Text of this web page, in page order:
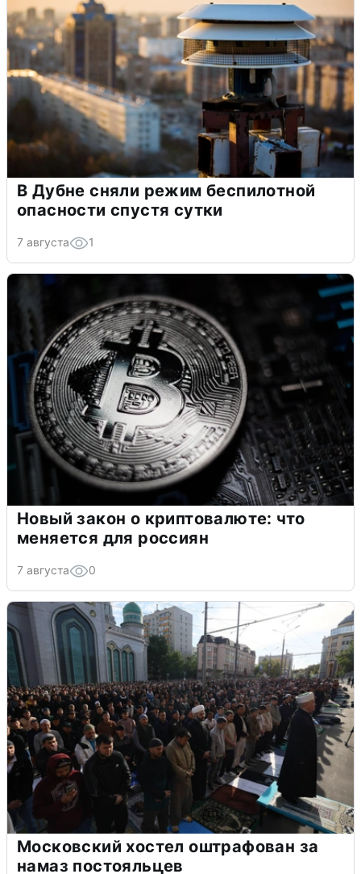
В Дубне сняли режим беспилотной
опасности спустя сутки
7 августа 1
Новый закон о криптовалюте: что
меняется для россиян
7 августа 0
Московский хостел оштрафован за
намаз постояльцев